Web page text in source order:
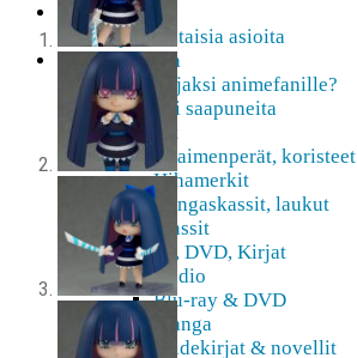
Etusivu
Ajankohtaisia asioita
Verkkokauppa
Mitä lahjaksi animefanille?
Viimeksi saapuneita
Asusteet
Avaimenperät, koristeet
Hihamerkit
Kangaskassit, laukut
Pinssit
Blu-Ray, DVD, Kirjat
Audio
Blu-ray & DVD
Manga
Taidekirjat & novellit